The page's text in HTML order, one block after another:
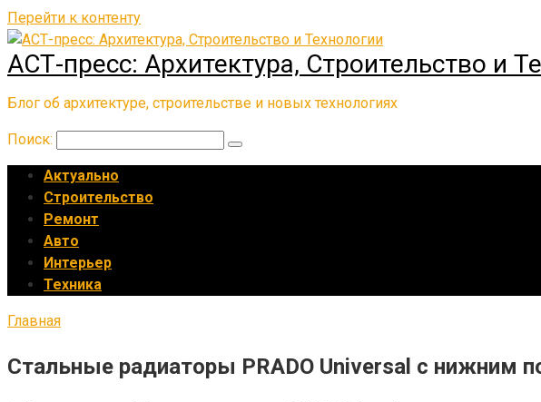
Перейти к контенту
АСТ-пресс: Архитектура, Строительство и
Блог об архитектуре, строительстве и новых технологиях
Поиск:
Актуально
Строительство
Ремонт
Авто
Интерьер
Техника
Главная
Стальные радиаторы PRADO Universal с нижним